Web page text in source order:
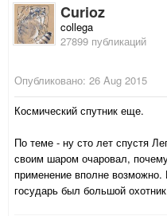
Curioz
collega
27899 публикаций
Опубликовано: 26 Aug 2015
Космический спутник еще.
По теме - ну сто лет спустя
своим шаром очаровал,
применение вполне
государь был большой